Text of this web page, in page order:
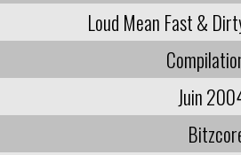
Loud Mean Fast &
Juin